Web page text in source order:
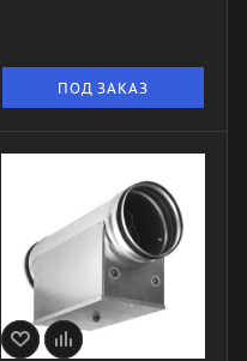
ПОД ЗАКАЗ